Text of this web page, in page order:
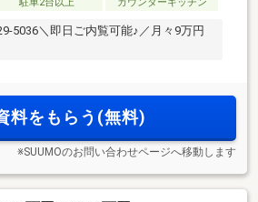
5036＼即日ご内覧可能♪／月々9万円
料をもらう(無料)
※SUUMOのお問い合わせページへ移動します